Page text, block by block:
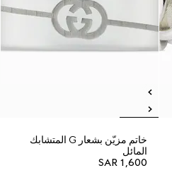
خاتم مزيّن بشعار G المتشابك
المائل
SAR 1,600